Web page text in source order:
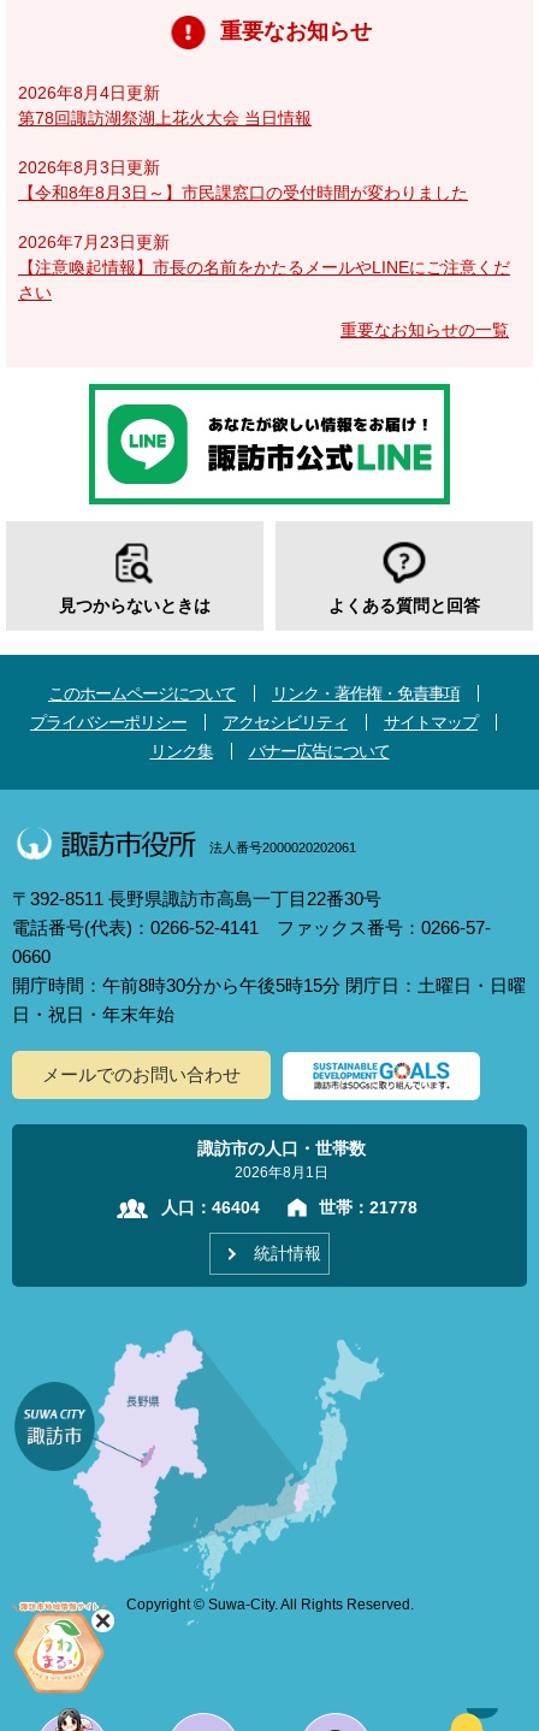
重要なお知らせ
2026年8月4日更新
第78回諏訪湖祭湖上花火大会 当日情報
2026年8月3日更新
【令和8年8月3日～】市民課窓口の受付時間が変わりました
2026年7月23日更新
【注意喚起情報】市長の名前をかたるメールやLINEにご注意くだ
さい
重要なお知らせの一覧
見つからないときは よくある質問と回答
このホームページについて
リンク・著作権・免責事項
プライバシーポリシー
アクセシビリティ
サイトマップ
リンク集
バナー広告について
法人番号2000020202061
〒392-8511 長野県諏訪市高島一丁目22番30号
電話番号(代表)：0266-52-4141 ファックス番号：0266-57-
0660
開庁時間：午前8時30分から午後5時15分 閉庁日：土曜日・日曜
日・祝日・年末年始
メールでのお問い合わせ
諏訪市の人口・世帯数
2026年8月1日
人口： 46404 世帯： 21778
統計情報
Copyright © Suwa-City. All Rights Reserved.